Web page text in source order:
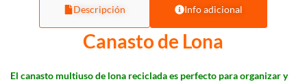
Descripción Info adicional
Canasto de Lona
El canasto multiuso de lona reciclada es perfecto para organizar y